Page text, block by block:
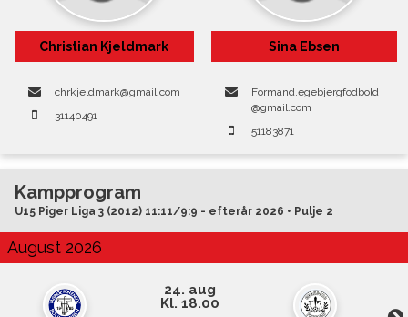
Christian Kjeldmark
chrkjeldmark@gmail.com
31140491
Sina Ebsen
Formand.egebjergfodbold
@gmail.com
51183871
Kampprogram
U15 Piger Liga 3 (2012) 11:11/9:9 - efterår 2026 • Pulje 2
August 2026
24. aug
Kl. 18.00